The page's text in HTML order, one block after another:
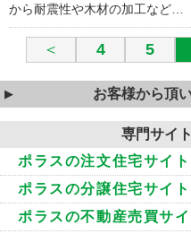
から耐震性や木材の加工など…
＜ 4 5
お客様から頂
専門サイ
ポラスの注文住宅サイト
ポラスの分譲住宅サイト
ポラスの不動産売買サイ